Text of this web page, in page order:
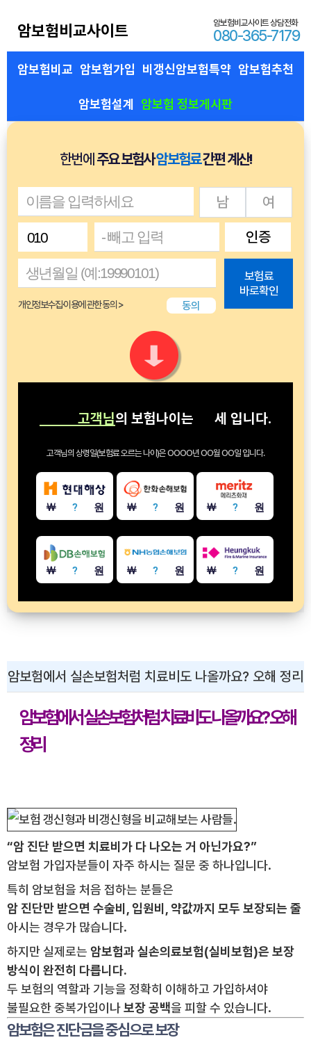
암보험비교사이트 암보험비교사이트 상담전화
080-365-7179
암보험비교 암보험가입 비갱신암보험특약 암보험추천
암보험설계 암보험 정보게시판
한번에 주요 보험사암보험료간편 계산!
남
여
인증
동의
보험료
바로확인
고객님의 보험나이는 세 입니다.
고객님의 상령일(보험료 오르는 나이)은OOOO년 OO월 OO일 입니다.
￦? 원 ￦ ?원 ￦? 원
￦? 원 ￦ ?원 ￦? 원
암보험에서 실손보험처럼 치료비도 나올까요? 오해 정리
암보험에서 실손보험처럼 치료비도 나올까요? 오해
정리
“암 진단 받으면 치료비가 다 나오는 거 아닌가요?”
암보험 가입자분들이 자주 하시는 질문 중 하나입니다.
특히 암보험을 처음 접하는 분들은
암 진단만 받으면 수술비, 입원비, 약값까지 모두 보장되는 줄
아시는 경우가 많습니다.
하지만 실제로는 암보험과 실손의료보험(실비보험)은 보장
방식이 완전히 다릅니다.
두 보험의 역할과 기능을 정확히 이해하고 가입하셔야
불필요한 중복가입이나보장 공백을 피할 수 있습니다.
암보험은진단금을 중심으로 보장